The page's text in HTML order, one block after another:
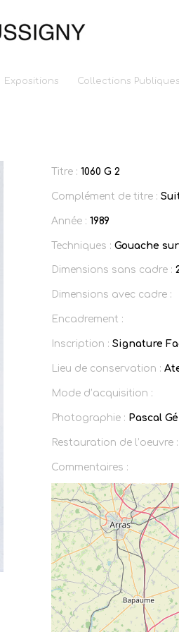
Expositions Collections Publiques
Titre : 1060 G 2
Complément de titre :
Année : 1989
Techniques : Gouache
Dimensions sans cadre :
Dimensions avec cadre :
Encadrement :
Inscription : Signature
Lieu de conservation :
Mode d’acquisition :
Photographie : Pascal
Restauration de l’oeuvre :
Commentaires :